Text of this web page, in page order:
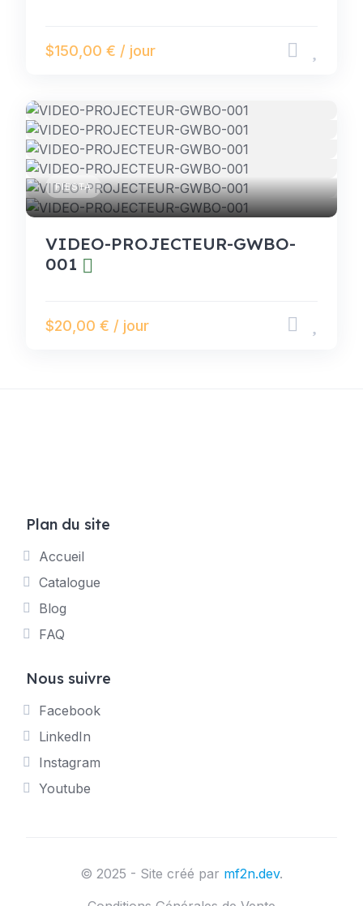
$150,00 € / jour
FIESTA
VIDEO-PROJECTEUR-GWBO-
001
$20,00 € / jour
Plan du site
Accueil
Catalogue
Blog
FAQ
Nous suivre
Facebook
LinkedIn
Instagram
Youtube
© 2025 - Site créé par mf2n.dev.